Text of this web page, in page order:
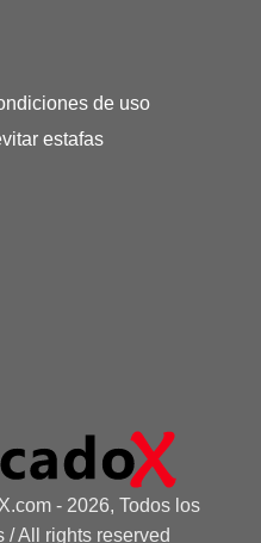
de uso
estafas
- 2026, Todos los
/ All rights reserved